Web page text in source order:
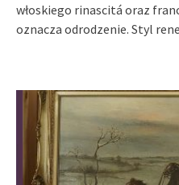
włoskiego rinascitá oraz
oznacza odrodzenie. Styl